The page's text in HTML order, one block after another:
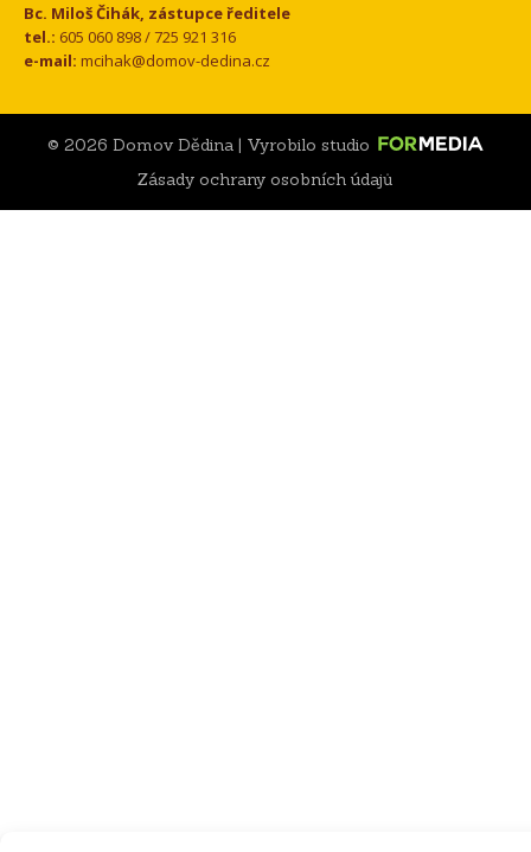
Bc. Miloš Čihák, zástupce ředitele
tel.: 605 060 898 / 725 921 316
e-mail: mcihak@domov-dedina.cz
© 2026 Domov Dědina | Vyrobilo studio
Zásady ochrany osobních údajů